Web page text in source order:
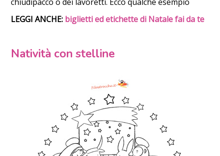
chiudipacco o dei lavoretti. Ecco qualche esempio
LEGGI ANCHE: biglietti ed etichette di Natale fai da te
Natività con stelline